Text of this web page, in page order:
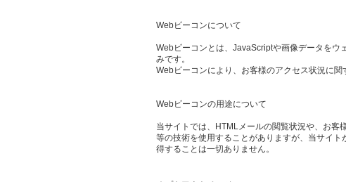
Webビーコンについて
Webビーコンとは、JavaScriptや画像データをウ
みです。
Webビーコンにより、お客様のアクセス状況に関
Webビーコンの用途について
当サイトでは、HTMLメールの閲覧状況や、お客
等の技術を使用することがありますが、当サイ
得することは一切ありません。